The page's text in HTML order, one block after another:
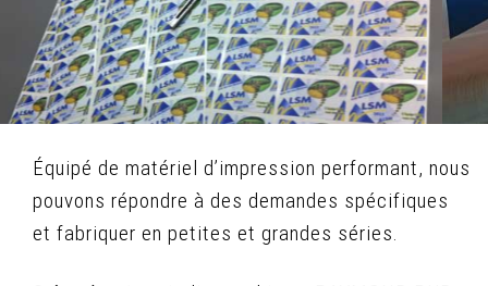
Équipé de matériel d’impression performant, nous
pouvons répondre à des demandes spécifiques
et fabriquer en petites et grandes séries.